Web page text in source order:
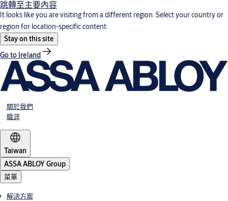
跳轉至主要內容
It looks like you are visiting from a different region. Select your country or
region for location-specific content.
Stay on this site
Go to Ireland
關於我們
職涯
Taiwan
ASSA ABLOY Group
菜單
解決方案